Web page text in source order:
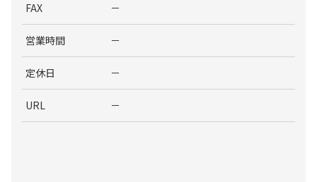
FAX －
営業時間 －
定休日 －
URL －